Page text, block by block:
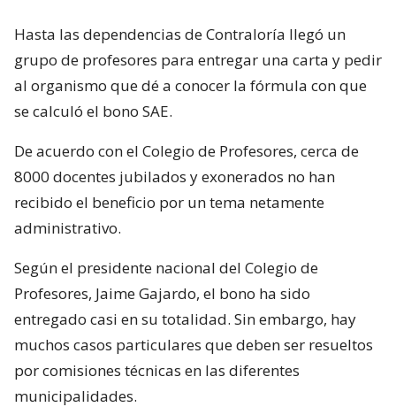
Hasta las dependencias de Contraloría llegó un
grupo de profesores para entregar una carta y pedir
al organismo que dé a conocer la fórmula con que
se calculó el bono SAE.
De acuerdo con el Colegio de Profesores, cerca de
8000 docentes jubilados y exonerados no han
recibido el beneficio por un tema netamente
administrativo.
Según el presidente nacional del Colegio de
Profesores, Jaime Gajardo, el bono ha sido
entregado casi en su totalidad. Sin embargo, hay
muchos casos particulares que deben ser resueltos
por comisiones técnicas en las diferentes
municipalidades.